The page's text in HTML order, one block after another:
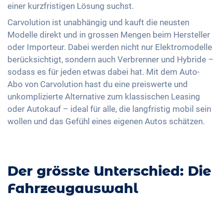
einer kurzfristigen Lösung suchst.
Carvolution ist unabhängig und kauft die neusten
Modelle direkt und in grossen Mengen beim Hersteller
oder Importeur. Dabei werden nicht nur Elektromodelle
berücksichtigt, sondern auch Verbrenner und Hybride –
sodass es für jeden etwas dabei hat. Mit dem Auto-
Abo von Carvolution hast du eine preiswerte und
unkomplizierte Alternative zum klassischen Leasing
oder Autokauf – ideal für alle, die langfristig mobil sein
wollen und das Gefühl eines eigenen Autos schätzen.
Der grösste Unterschied: Die
Fahrzeugauswahl